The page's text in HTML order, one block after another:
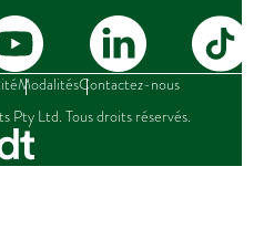
ModalitésContactez-nous
Ltd. Tous droits réservés.